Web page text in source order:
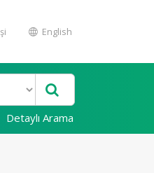
English
Detaylı Arama